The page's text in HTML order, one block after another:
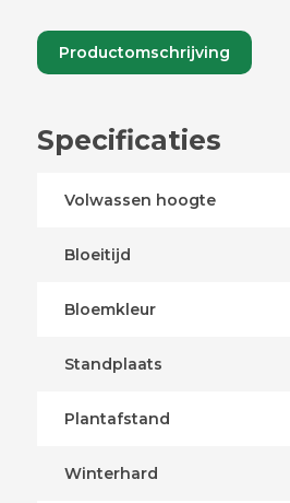
Productomschrijving
Specificaties
Volwassen hoogte
Bloeitijd
Bloemkleur
Standplaats
Plantafstand
Winterhard